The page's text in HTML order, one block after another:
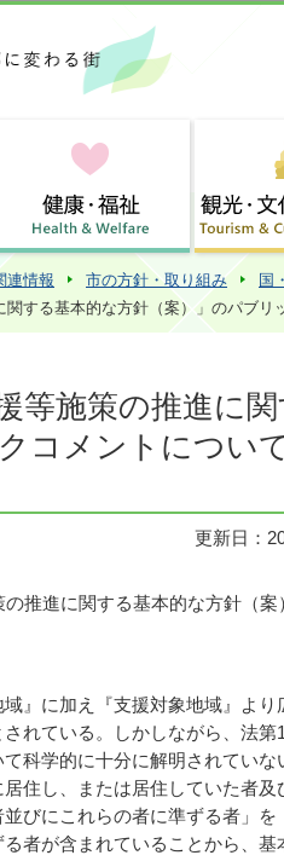
このページの本文へ移
連情報 市の方針・取り組み
国
する基本的な方針（案）」のパブリ
等施策の推進に
コメントについ
更新日：
推進に関する基本的な方針（案
』に加え『支援対象地域』よ
れている。しかしながら、法第
科学的に十分に解明されてい
住し、または居住していた者及
びにこれらの者に準ずる者」を
者が含まれていることから、基